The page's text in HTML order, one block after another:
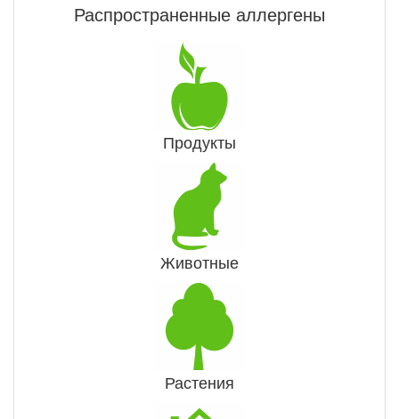
Распространенные аллергены
Продукты
Животные
Растения